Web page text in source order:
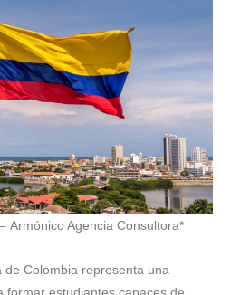
Armónico Agencia Consultora*
de Colombia representa una